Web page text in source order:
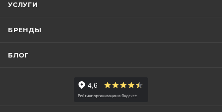
УСЛУГИ
БРЕНДЫ
БЛОГ